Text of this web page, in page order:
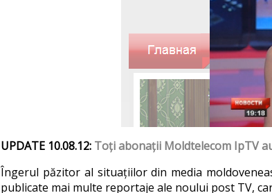
UPDATE 10.08.12: Toți abonații Moldtelecom IpTV
Îngerul păzitor al situațiilor din media
publicate mai multe reportaje ale noului post TV,